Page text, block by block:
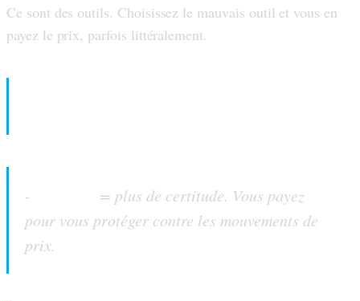
Ce sont des outils. Choisissez le mauvais outil et vous en
payez le prix, parfois littéralement.
-
= plus de certitude. Vous payez
pour vous protéger contre les mouvements de
prix.